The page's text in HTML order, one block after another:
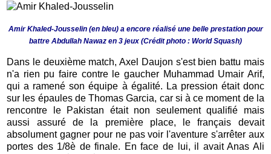
Amir Khaled-Jousselin (en bleu) a encore réalisé une belle prestation pour
battre Abdullah Nawaz en 3 jeux (Crédit photo : World Squash)
Dans le deuxième match, Axel Daujon s'est bien battu mais
n'a rien pu faire contre le gaucher Muhammad Umair Arif,
qui a ramené son équipe à égalité. La pression était donc
sur les épaules de Thomas Garcia, car si à ce moment de la
rencontre le Pakistan était non seulement qualifié mais
aussi assuré de la première place, le français devait
absolument gagner pour ne pas voir l'aventure s'arrêter aux
portes des 1/8è de finale. En face de lui, il avait Anas Ali